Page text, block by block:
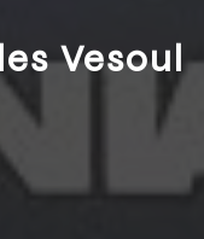
Vesoul